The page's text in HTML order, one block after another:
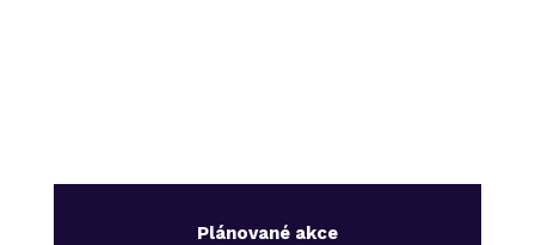
Plánované akce